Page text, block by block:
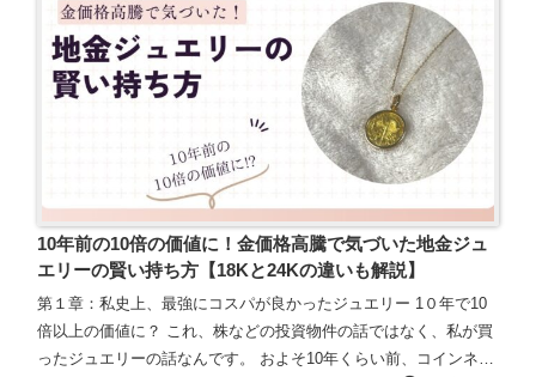
10年前の10倍の価値に！金価格高騰で気づいた地金ジュ
エリーの賢い持ち方【18Kと24Kの違いも解説】
第１章：私史上、最強にコスパが良かったジュエリー 1０年で10
倍以上の価値に？ これ、株などの投資物件の話ではなく、私が買
ったジュエリーの話なんです。 およそ10年くらい前、コインネッ